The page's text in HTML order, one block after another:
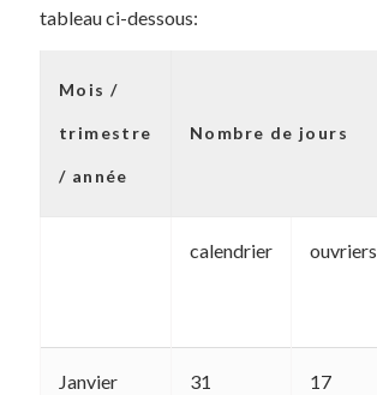
tableau ci-dessous:
Mois /
trimestre
/ année
Nombre de jours
calendrier ouvriers
Janvier 31 17